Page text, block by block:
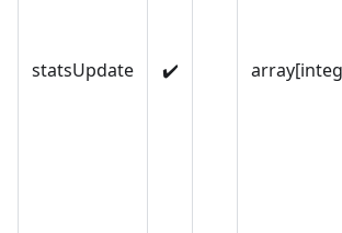
statsUpdate ✔️